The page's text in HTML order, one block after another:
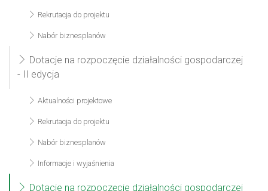
Rekrutacja do projektu
Nabór biznesplanów
Dotacje na rozpoczęcie działalności gospodarczej
- II edycja
Aktualności projektowe
Rekrutacja do projektu
Nabór biznesplanów
Informacje i wyjaśnienia
Dotacje na rozpoczęcie działalności gospodarczej